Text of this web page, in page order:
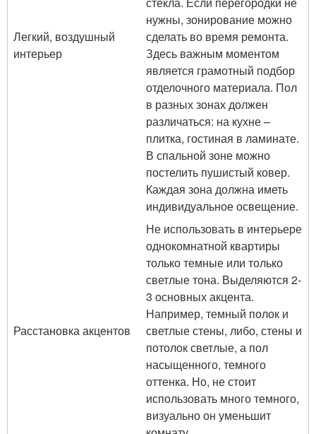
Легкий, воздушный
интерьер
нужны, зонирование можно
сделать во время ремонта.
Здесь важным моментом
является грамотный подбор
отделочного материала. Пол
в разных зонах должен
различаться: на кухне –
плитка, гостиная в ламинате.
В спальной зоне можно
постелить пушистый ковер.
Каждая зона должна иметь
индивидуальное освещение.
Расстановка акцентов
Не использовать в интерьере
однокомнатной квартиры
только темные или только
светлые тона. Выделяются 2-
3 основных акцента.
Например, темный полок и
светлые стены, либо, стены и
потолок светлые, а пол
насыщенного, темного
оттенка. Но, не стоит
использовать много темного,
визуально он уменьшит